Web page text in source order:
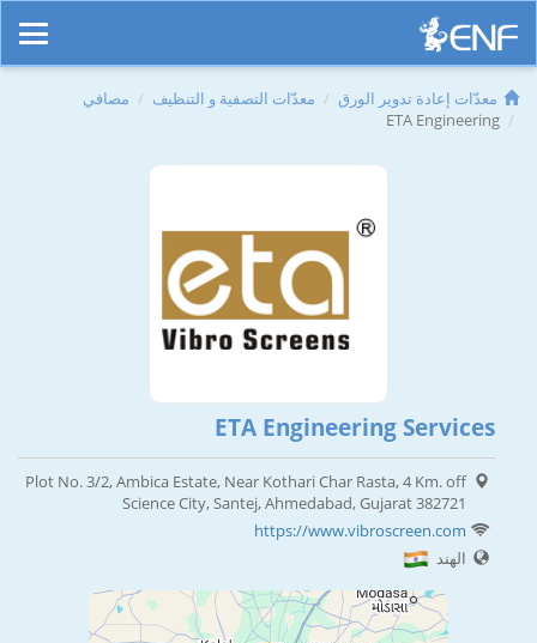
معدّات إعادة تدوير الورق معدّات التصفية و التنظيف
مصافي
ETA Engineering
ETA Engineering Services
Plot No. 3/2, Ambica Estate, Near Kothari Char Rasta, 4 Km. off
Science City, Santej, Ahmedabad, Gujarat 382721
https://www.vibroscreen.com
الهند